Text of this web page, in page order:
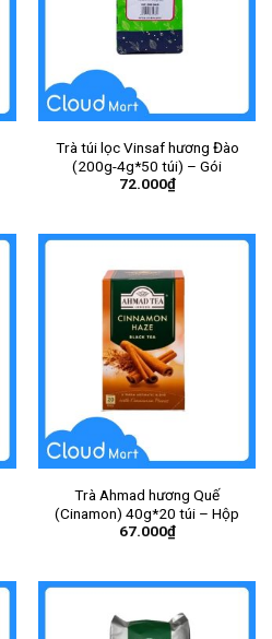
Trà túi lọc Vinsaf hương Đào
(200g-4g*50 túi) – Gói
72.000₫
Trà Ahmad hương Quế
(Cinamon) 40g*20 túi – Hộp
67.000₫